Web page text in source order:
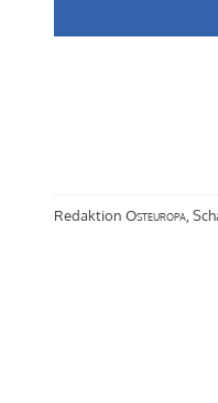
Redaktion Osteuropa,